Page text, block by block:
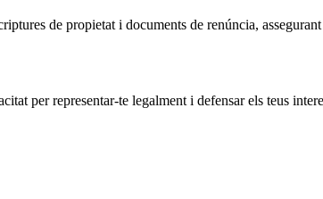
de propietat i documents de renúncia,
per representar-te legalment i defensar els teus